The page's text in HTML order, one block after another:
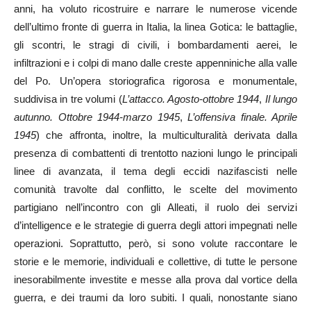
anni, ha voluto ricostruire e narrare le numerose vicende
dell’ultimo fronte di guerra in Italia, la linea Gotica: le battaglie,
gli scontri, le stragi di civili, i bombardamenti aerei, le
infiltrazioni e i colpi di mano dalle creste appenniniche alla valle
del Po. Un’opera storiografica rigorosa e monumentale,
suddivisa in tre volumi (L’attacco. Agosto-ottobre 1944, Il lungo
autunno. Ottobre 1944-marzo 1945, L’offensiva finale. Aprile
1945) che affronta, inoltre, la multiculturalità derivata dalla
presenza di combattenti di trentotto nazioni lungo le principali
linee di avanzata, il tema degli eccidi nazifascisti nelle
comunità travolte dal conflitto, le scelte del movimento
partigiano nell’incontro con gli Alleati, il ruolo dei servizi
d’intelligence e le strategie di guerra degli attori impegnati nelle
operazioni. Soprattutto, però, si sono volute raccontare le
storie e le memorie, individuali e collettive, di tutte le persone
inesorabilmente investite e messe alla prova dal vortice della
guerra, e dei traumi da loro subiti. I quali, nonostante siano